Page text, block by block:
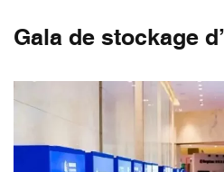
Gala de stockage